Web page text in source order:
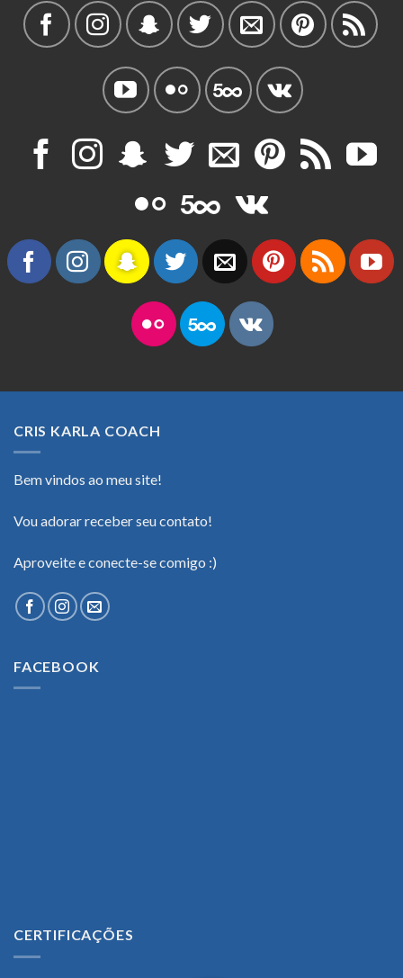
CRIS KARLA COACH
Bem vindos ao meu site!
Vou adorar receber seu contato!
Aproveite e conecte-se comigo :)
FACEBOOK
CERTIFICAÇÕES